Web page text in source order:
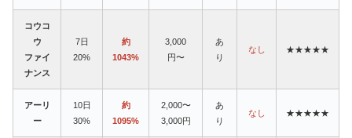
コウコ
ウ
ファイ
ナンス
7日
20%
約
1043%
3,000
円〜
あ
り
なし ★★★★★
アーリ
ー
10日
30%
約
1095%
2,000〜
3,000円
あ
り
なし ★★★★★